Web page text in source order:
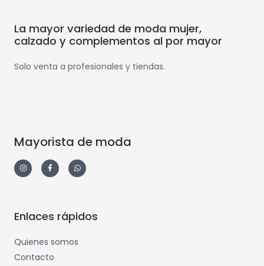
La mayor variedad de moda mujer,
calzado y complementos al por mayor
Solo venta a profesionales y tiendas.
Mayorista de moda
Enlaces rápidos
Quienes somos
Contacto